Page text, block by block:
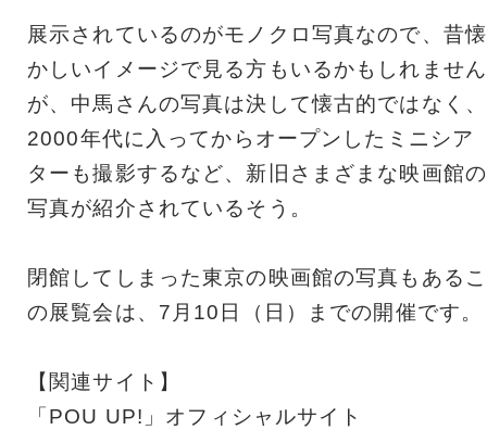
展示されているのがモノクロ写真なので、昔懐
かしいイメージで見る方もいるかもしれません
が、中馬さんの写真は決して懐古的ではなく、
2000年代に入ってからオープンしたミニシア
ターも撮影するなど、新旧さまざまな映画館の
写真が紹介されているそう。
閉館してしまった東京の映画館の写真もあるこ
の展覧会は、7月10日（日）までの開催です。
【関連サイト】
「POU UP!」オフィシャルサイト